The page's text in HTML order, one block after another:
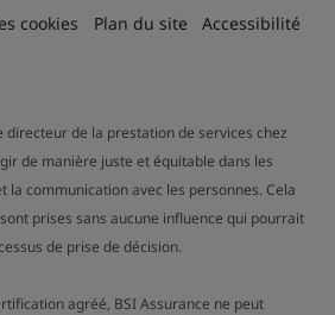
cookies Plan du site Accessibilité
directeur de la prestation de services chez
de manière juste et équitable dans les
la communication avec les personnes. Cela
prises sans aucune influence qui pourrait
de prise de décision.
agréé, BSI Assurance ne peut